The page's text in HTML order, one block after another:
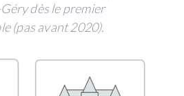
dès le premier
(pas avant 2020).